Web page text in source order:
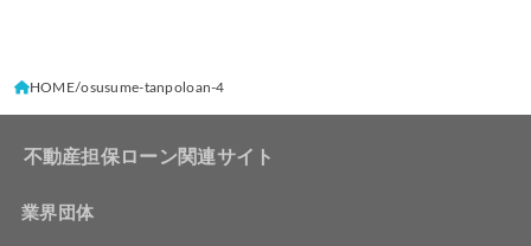
HOME osusume-tanpoloan-4
不動産担保ローン関連サイト
業界団体